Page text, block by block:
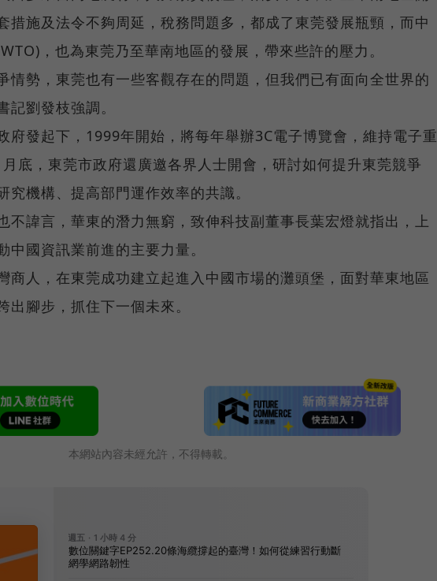
措施及法令不夠周延，稅務問題多，都成了東莞發展瓶頸，而中
，也為東莞乃至華南地區的發展，帶來些許的壓力。
情勢，東莞也有一些客觀存在的問題，但我們已有面向全世界的
記劉發枝強調。
府發起下，1999年開始，將每年舉辦3C電子博覽會，維持電子重
底，東莞市政府還廣邀各界人士開會，研討如何提升東莞競爭
究機構、提高部門運作效率的共識。
不諱言，華東的潛力無窮，致伸科技副董事長葉宏燈就指出，上
中國資訊業前進的主要力量。
商人，在東莞成功建立起進入中國市場的灘頭堡，面對華東地區
出腳步，抓住下一個未來。
本網站內容未經允許，不得轉載。